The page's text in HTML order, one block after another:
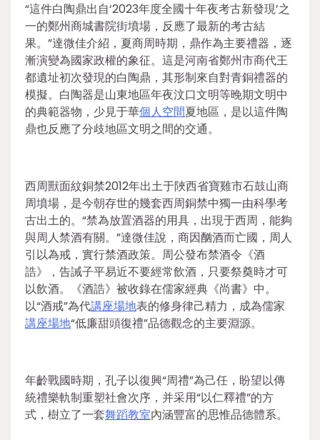
“這件白陶鼎出自‘2023年度全國十年夜考古新發現’之
一的鄭州商城書院街墳場，反應了最新的考古結
果。”達微佳介紹，夏商周時期，鼎作為主要禮器，逐
漸演變為國家政權的象征。這是河南省鄭州市商代王
都遺址初次發現的白陶鼎，其形制來自對青銅禮器的
模擬。白陶器是山東地區年夜汶口文明等晚期文明中
的典範器物，少見于華個人空間夏地區，是以這件陶
鼎也反應了分歧地區文明之間的交通。
西周獸面紋銅禁2012年出土于陜西省寶雞市石鼓山商
周墳場，是今朝存世的幾套西周銅禁中獨一由科學考
古出土的。“禁為放置酒器的用具，出現于西周，能夠
與周人禁酒有關。”達微佳說，商因酗酒而亡國，周人
引以為戒，實行禁酒政策。周公發布禁酒令《酒
誥》，告誡子平易近不要經常飲酒，只要祭奠時才可
以飲酒。《酒誥》被收錄在儒家經典《尚書》中。
以“酒戒”為代講座場地表的修身律己精力，成為儒家
講座場地“低廉甜頭復禮”品德觀念的主要淵源。
年齡戰國時期，孔子以復興“周禮”為己任，盼望以傳
統禮樂軌制重塑社會次序，并采用“以仁釋禮”的方
式，樹立了一套舞蹈教室內涵豐富的思惟品德體系。